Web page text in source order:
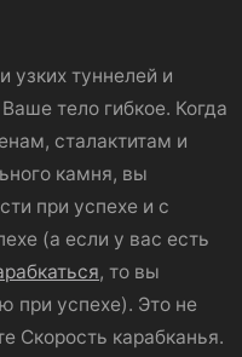
узких туннелей и
тело гибкое. Когда
сталактитам и
камня, вы
при успехе и с
(а если у вас есть
, то вы
при успехе). Это не
Скорость карабканья.